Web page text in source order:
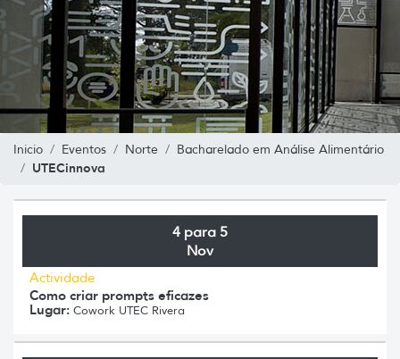
Inicio Eventos Norte Bacharelado em Análise Alimentário
UTECinnova
4 para 5
Nov
Actividade
Como criar prompts eficazes
Lugar: Cowork UTEC Rivera